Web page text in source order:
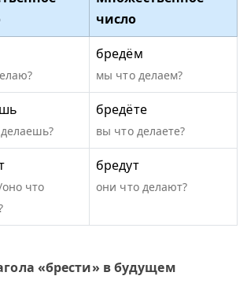
число
бредём
мы что делаем?
бредёте
вы что делаете?
что
бредут
они что делают?
«брести» в будущем